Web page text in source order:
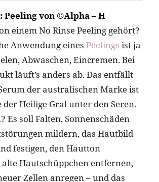
Peeling von ©Alpha – H
einem No Rinse Peeling gehört?
Anwendung eines Peelings ist ja
Abwaschen, Eincremen. Bei
läuft’s anders ab. Das entfällt
der australischen Marke ist
der Heilige Gral unter den Seren.
Es soll Falten, Sonnenschäden
mildern, das Hautbild
festigen, den Hautton
alte Hautschüppchen entfernen,
Zellen anregen – und das